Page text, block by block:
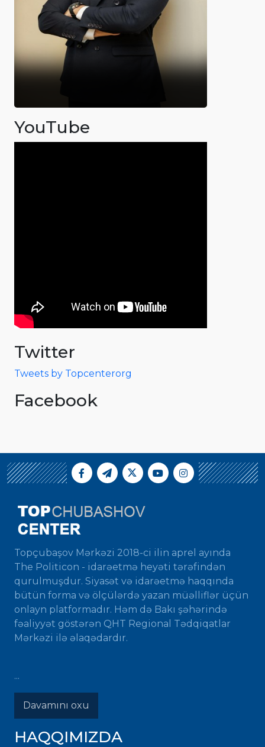
YouTube
Twitter
Tweets by Topcenterorg
Facebook
Topçubaşov Mərkəzi 2018-ci ilin aprel ayında
The Politicon - idarəetmə heyəti tərəfindən
qurulmuşdur. Siyasət və idarəetmə haqqında
bütün forma və ölçülərdə yazan müəlliflər üçün
onlayn platformadır. Həm də Bakı şəhərində
fəaliyyət göstərən QHT Regional Tədqiqatlar
Mərkəzi ilə əlaqədardır.
...
Davamını oxu
HAQQIMIZDA